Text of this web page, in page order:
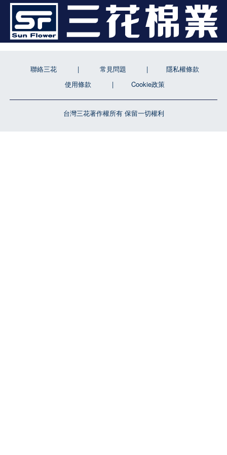
台灣三花著作權所有 保留一切權利
聯絡三花 常見問題
隱私權條款
使用條款
Cookie政策